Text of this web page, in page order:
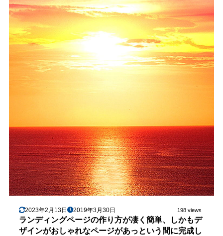
2023年2月13日 2019年3月30日 198 views
ランディングページの作り方が凄く簡単、しかもデ
ザインがおしゃれなページがあっという間に完成し